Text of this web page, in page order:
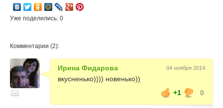
Уже поделились: 0
Комментарии (2):
Ирина Фидарова 04 ноября 2014
вкусненько)))) новенько))
+1
0